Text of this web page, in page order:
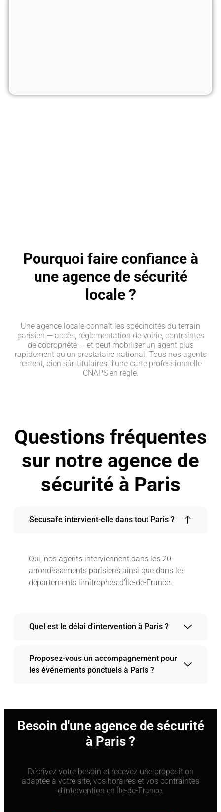
Pourquoi faire confiance à
une agence de sécurité
locale ?
Une agence locale connaît les spécificités du terrain
parisien — accès, réglementation de voirie, contraintes
de copropriété — et peut mobiliser un agent plus
rapidement qu’un prestataire national. Tous nos agents
restent, bien sûr, titulaires d’une carte professionnelle
CNAPS en règle.
Questions fréquentes
sur notre agence de
sécurité à Paris
Secusafe intervient-elle dans tout Paris ?
Oui, nos agents interviennent dans les 20
arrondissements parisiens ainsi que dans les
départements limitrophes d'Île-de-France.
Quel est le délai d'intervention à Paris ?
Proposez-vous un accompagnement pour
les événements ponctuels à Paris ?
Besoin d'une agence de sécurité
à Paris ?
Décrivez votre besoin et recevez une proposition
adaptée à votre site, vos horaires et vos contraintes
d’intervention en Île-de-France.